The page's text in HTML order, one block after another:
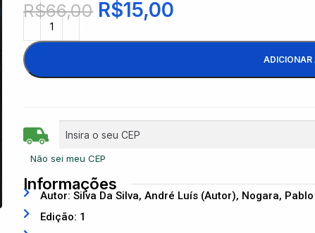
R$66,00 R$15,00
ADICIONAR
Não sei meu CEP
Informações
Autor: Silva Da Silva, André Luís (Autor), Nogara,
Edição: 1